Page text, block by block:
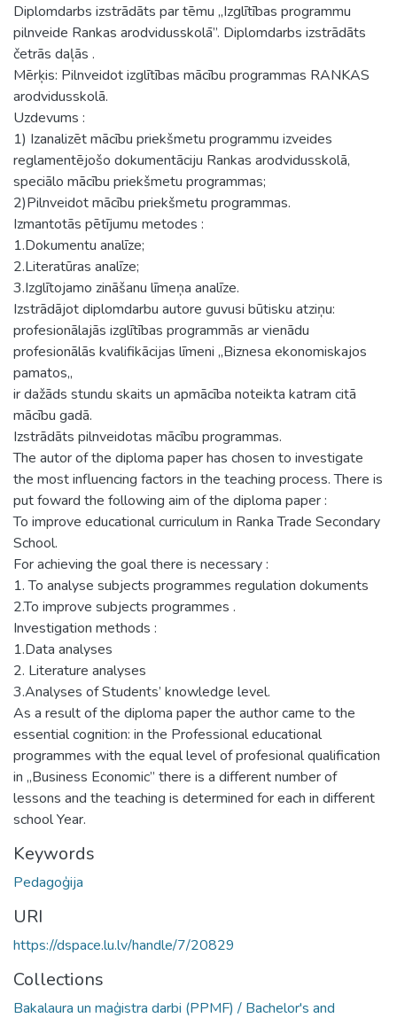
Diplomdarbs izstrādāts par tēmu „Izglītības programmu
pilnveide Rankas arodvidusskolā”. Diplomdarbs izstrādāts
četrās daļās .
Mērķis: Pilnveidot izglītības mācību programmas RANKAS
arodvidusskolā.
Uzdevums :
1) Izanalizēt mācību priekšmetu programmu izveides
reglamentējošo dokumentāciju Rankas arodvidusskolā,
speciālo mācību priekšmetu programmas;
2)Pilnveidot mācību priekšmetu programmas.
Izmantotās pētījumu metodes :
1.Dokumentu analīze;
2.Literatūras analīze;
3.Izglītojamo zināšanu līmeņa analīze.
Izstrādājot diplomdarbu autore guvusi būtisku atziņu:
profesionālajās izglītības programmās ar vienādu
profesionālās kvalifikācijas līmeni „Biznesa ekonomiskajos
pamatos„
ir dažāds stundu skaits un apmācība noteikta katram citā
mācību gadā.
Izstrādāts pilnveidotas mācību programmas.
The autor of the diploma paper has chosen to investigate
the most influencing factors in the teaching process. There is
put foward the following aim of the diploma paper :
To improve educational curriculum in Ranka Trade Secondary
School.
For achieving the goal there is necessary :
1. To analyse subjects programmes regulation dokuments
2.To improve subjects programmes .
Investigation methods :
1.Data analyses
2. Literature analyses
3.Analyses of Students’ knowledge level.
As a result of the diploma paper the author came to the
essential cognition: in the Professional educational
programmes with the equal level of profesional qualification
in „Business Economic” there is a different number of
lessons and the teaching is determined for each in different
school Year.
Keywords
Pedagoģija
URI
https://dspace.lu.lv/handle/7/20829
Collections
Bakalaura un maģistra darbi (PPMF) / Bachelor's and